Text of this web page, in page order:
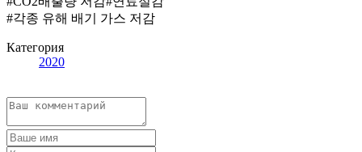
#각종 유해 배기 가스 저감
Категория
2020